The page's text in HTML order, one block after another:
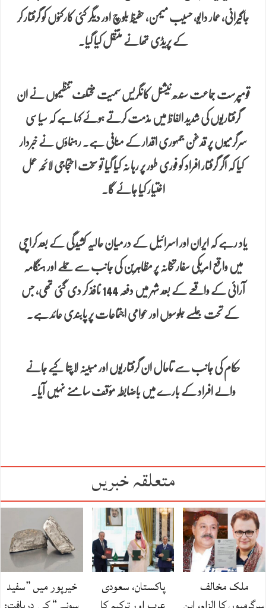
جاگیرانی، عمار دایو، حسیب میمن، حفیظ بلوچ اور دیگر کئی کارکنوں کو گرفتار کر
کے پریڈی تھانے منتقل کیا گیا۔
قومپرست جماعت سندھ نیشنل کانگریس سمیت مختلف تنظیموں نے ان
گرفتاریوں کی شدید الفاظ میں مذمت کرتے ہوئے کہا ہے کہ سیاسی
سرگرمیوں پر قدغن جمہوری اقدار کے منافی ہے۔ رہنماؤں نے خبردار
کیا کہ اگر گرفتار افراد کو فوری طور پر رہا نہ کیا گیا تو سخت احتجاجی لائحہ عمل
اختیار کیا جائے گا۔
یاد رہے کہ ایران اور اسرائیل کے درمیان حالیہ کشیدگی کے بعد کراچی
میں واقع امریکی سفارتخانہ پر مظاہرین کی جانب سے حملے اور ہنگامہ
آرائی کے واقعے کے بعد شہر میں دفعہ 144 نافذ کر دی گئی تھی، جس
کے تحت جلسے جلوسوں اور عوامی اجتماعات پر پابندی عائد ہے۔
حکام کی جانب سے تاحال ان گرفتاریوں اور مبینہ لاپتا کیے جانے
والے افراد کے بارے میں باضابطہ مؤقف سامنے نہیں آیا۔
متعلقہ خبریں
ملک مخالف
پاکستان، سعودی
خیرپور میں ”سفید